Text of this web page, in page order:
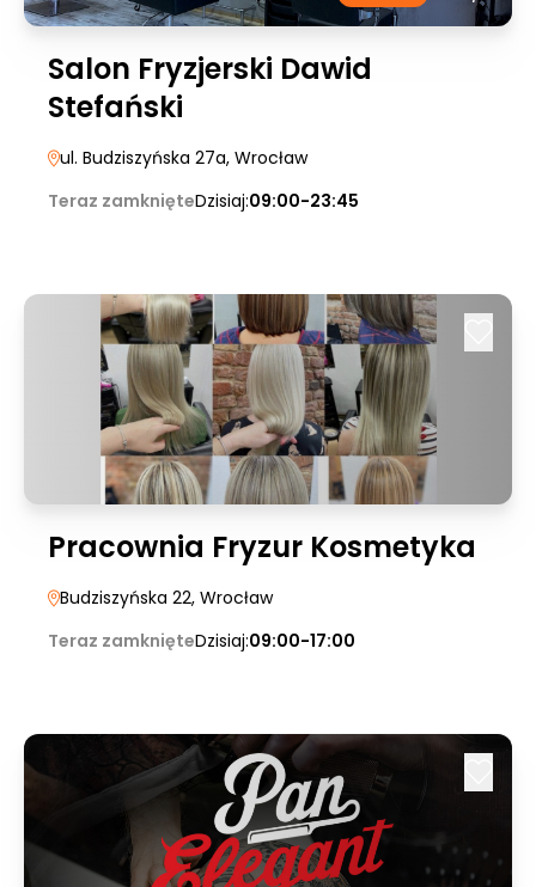
Salon Fryzjerski Dawid
Stefański
ul. Budziszyńska 27a, Wrocław
Teraz zamknięteDzisiaj:09:00-23:45
Pracownia Fryzur Kosmetyka
Budziszyńska 22, Wrocław
Teraz zamknięteDzisiaj:09:00-17:00